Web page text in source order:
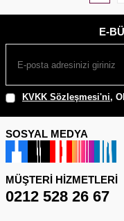
E-
KVKK Sözleşmesi'ni,
SOSYAL MEDYA
MÜŞTERI HIZMETLERI
0212 528 26 67